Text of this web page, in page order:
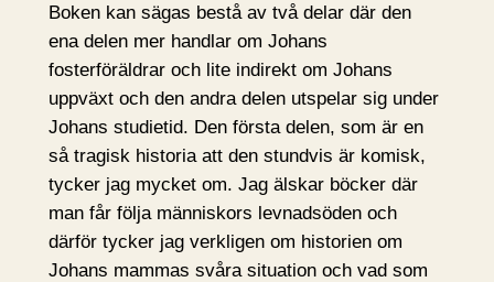
Boken kan sägas bestå av två delar där den
ena delen mer handlar om Johans
fosterföräldrar och lite indirekt om Johans
uppväxt och den andra delen utspelar sig under
Johans studietid. Den första delen, som är en
så tragisk historia att den stundvis är komisk,
tycker jag mycket om. Jag älskar böcker där
man får följa människors levnadsöden och
därför tycker jag verkligen om historien om
Johans mammas svåra situation och vad som